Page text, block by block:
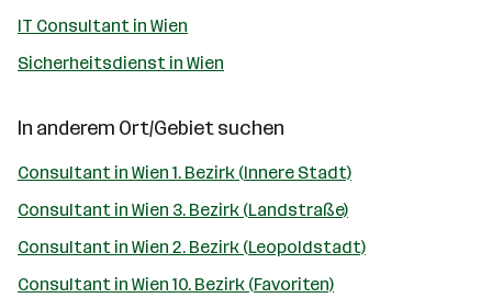
IT Consultant in Wien
Sicherheitsdienst in Wien
In anderem Ort/Gebiet suchen
Consultant in Wien 1. Bezirk (Innere Stadt)
Consultant in Wien 3. Bezirk (Landstraße)
Consultant in Wien 2. Bezirk (Leopoldstadt)
Consultant in Wien 10. Bezirk (Favoriten)